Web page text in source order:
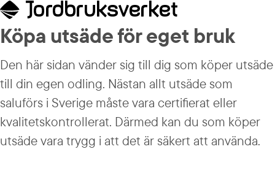
Köpa utsäde för eget bruk
Den här sidan vänder sig till dig som köper utsäde
till din egen odling. Nästan allt utsäde som
saluförs i Sverige måste vara certifierat eller
kvalitetskontrollerat. Därmed kan du som köper
utsäde vara trygg i att det är säkert att använda.